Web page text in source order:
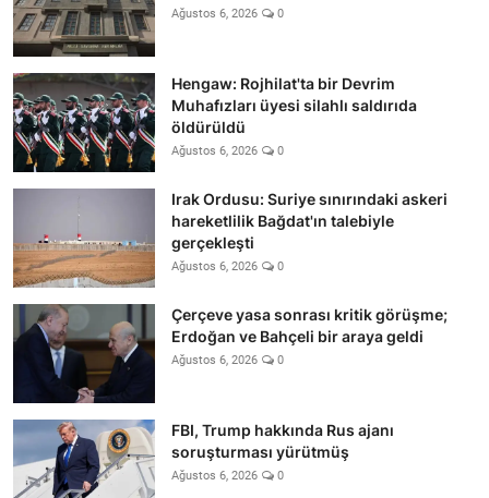
Ağustos 6, 2026 0
Hengaw: Rojhilat'ta bir Devrim
Muhafızları üyesi silahlı saldırıda
öldürüldü
Ağustos 6, 2026 0
Irak Ordusu: Suriye sınırındaki askeri
hareketlilik Bağdat'ın talebiyle
gerçekleşti
Ağustos 6, 2026 0
Çerçeve yasa sonrası kritik görüşme;
Erdoğan ve Bahçeli bir araya geldi
Ağustos 6, 2026 0
FBI, Trump hakkında Rus ajanı
soruşturması yürütmüş
Ağustos 6, 2026 0